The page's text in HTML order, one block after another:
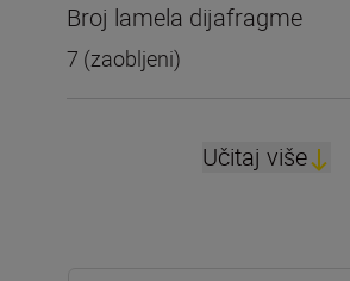
Broj lamela dijafragme
7 (zaobljeni)
Učitaj više